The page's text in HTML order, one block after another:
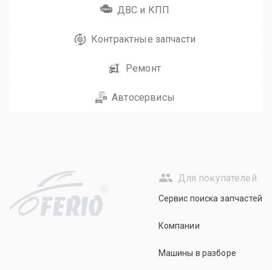
ДВС и КПП
Контрактные запчасти
Ремонт
Автосервисы
R
Для покупателей
Сервис поиска запчастей
Компании
Машины в разборе